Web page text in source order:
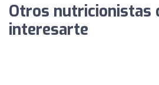
Otros nutricionistas
interesarte